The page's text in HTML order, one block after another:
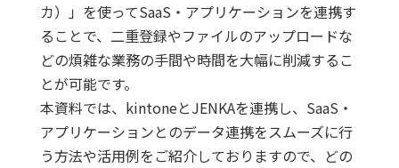
カ）」を使ってSaaS・アプリケーションを連携す
ることで、二重登録やファイルのアップロードな
どの煩雑な業務の手間や時間を大幅に削減するこ
とが可能です。
本資料では、kintoneとJENKAを連携し、SaaS・
アプリケーションとのデータ連携をスムーズに行
う方法や活用例をご紹介しておりますので、どの